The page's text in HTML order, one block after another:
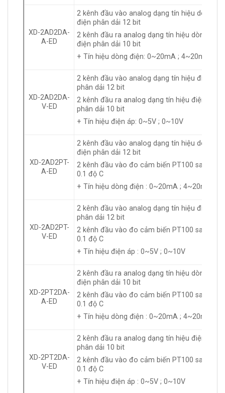
XD-2AD2DA-
A-ED
2 kênh đầu vào analog dạng tín hiệu dòng
điện phân dải 12 bit
2 kênh đầu ra analog dạng tín hiệu dòng
điện phân dải 10 bit
+ Tín hiệu dòng điện: 0~20mA ; 4~20mA
XD-2AD2DA-
V-ED
2 kênh đầu vào analog dạng tín hiệu điện áp
phân dải 12 bit
2 kênh đầu ra analog dạng tín hiệu điện áp
phân dải 10 bit
+ Tín hiệu điện áp: 0~5V ; 0~10V
XD-2AD2PT-
A-ED
2 kênh đầu vào analog dạng tín hiệu dòng
điện phân dải 12 bit
2 kênh đầu vào đo cảm biến PT100 sai số
0.1 độ C
+ Tín hiệu dòng điện : 0~20mA ; 4~20mA
XD-2AD2PT-
V-ED
2 kênh đầu vào analog dạng tín hiệu điện áp
phân dải 12 bit
2 kênh đầu vào đo cảm biến PT100 sai số
0.1 độ C
+ Tín hiệu điện áp : 0~5V ; 0~10V
XD-2PT2DA-
A-ED
2 kênh đầu ra analog dạng tín hiệu dòng
điện phân dải 10 bit
2 kênh đầu vào đo cảm biến PT100 sai số
0.1 độ C
+ Tín hiệu dòng điện : 0~20mA ; 4~20mA
XD-2PT2DA-
V-ED
2 kênh đầu ra analog dạng tín hiệu điện áp
phân dải 10 bit
2 kênh đầu vào đo cảm biến PT100 sai số
0.1 độ C
+ Tín hiệu điện áp : 0~5V ; 0~10V